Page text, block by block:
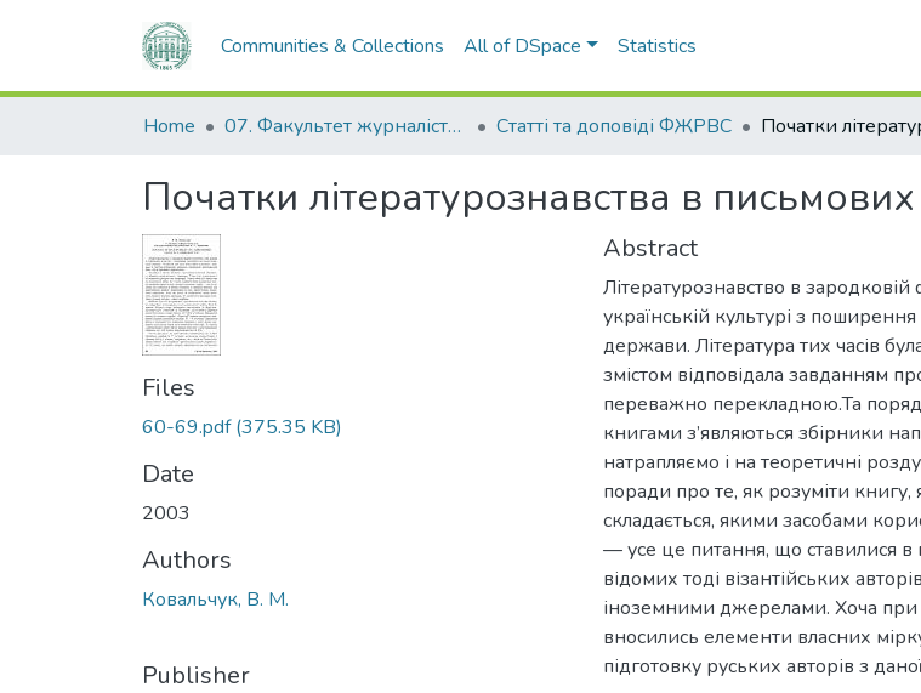
Communities & Collections All of DSpace Statistics
Home 07. Факультет журналістики, реклами та видавничої справи Статті та доповіді ФЖРВС
Початки літературознавства в письмових
Files
60-69.pdf(375.35 KB)
Date
2003
Authors
Ковальчук, В. М.
Publisher
Abstract
Літературознавство в
українській культурі з
держави. Література тих часів
змістом відповідала завданням
переважно перекладною.Та
книгами з’являються збірники
натрапляємо і на теоретичні
поради про те, як розуміти книгу,
складається, якими засобами
— усе це питання, що ставилися
відомих тоді візантійських
іноземними джерелами. Хоча
вносились елементи власних
підготовку руських авторів з